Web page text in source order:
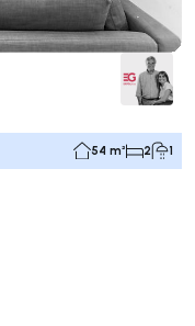
54 m² 2 1